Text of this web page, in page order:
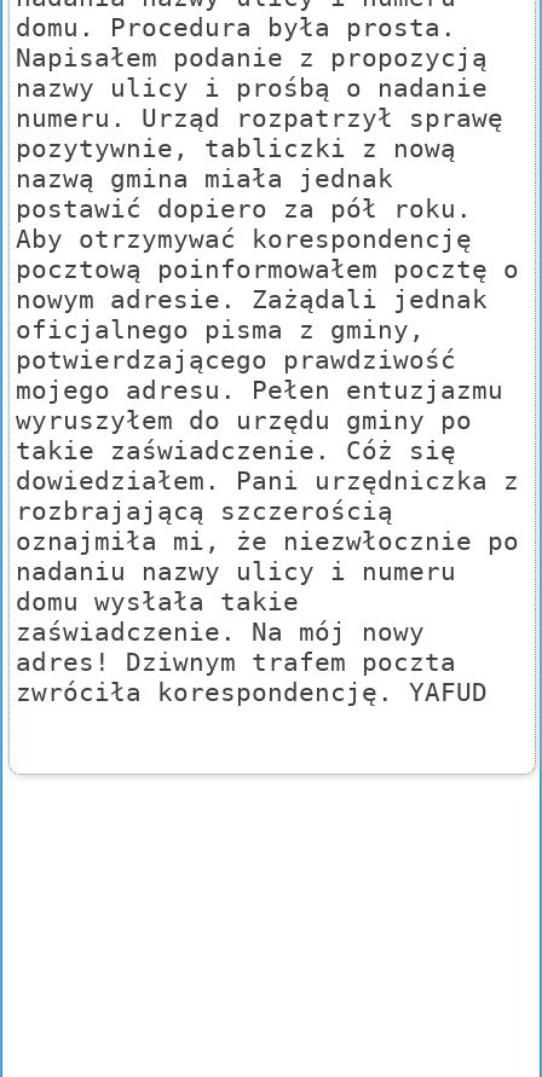
domu. Procedura była prosta.
Napisałem podanie z propozycją
nazwy ulicy i prośbą o nadanie
numeru. Urząd rozpatrzył sprawę
pozytywnie, tabliczki z nową
nazwą gmina miała jednak
postawić dopiero za pół roku.
Aby otrzymywać korespondencję
pocztową poinformowałem pocztę o
nowym adresie. Zażądali jednak
oficjalnego pisma z gminy,
potwierdzającego prawdziwość
mojego adresu. Pełen entuzjazmu
wyruszyłem do urzędu gminy po
takie zaświadczenie. Cóż się
dowiedziałem. Pani urzędniczka z
rozbrajającą szczerością
oznajmiła mi, że niezwłocznie po
nadaniu nazwy ulicy i numeru
domu wysłała takie
zaświadczenie. Na mój nowy
adres! Dziwnym trafem poczta
zwróciła korespondencję. YAFUD